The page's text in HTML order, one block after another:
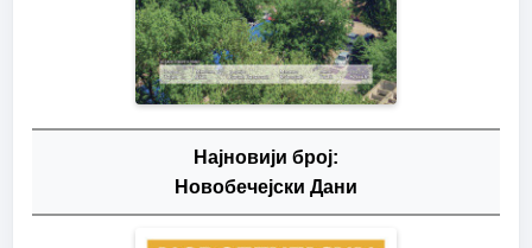
Најновији број:
Новобечејски Дани